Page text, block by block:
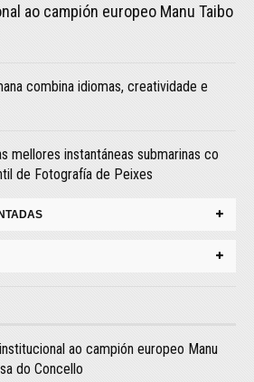
ao campión europeo Manu Taibo
combina idiomas, creatividade e
mellores instantáneas submarinas co
de Fotografía de Peixes
ao campión europeo Manu
do Concello